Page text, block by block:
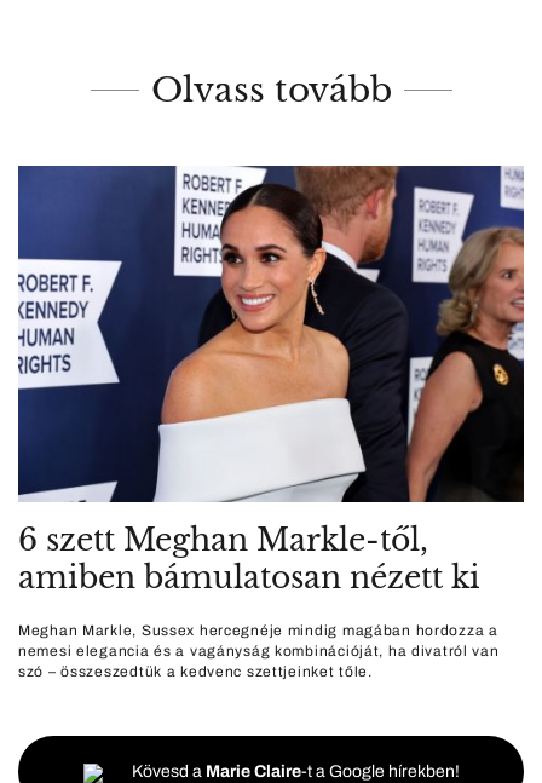
Olvass tovább
6 szett Meghan Markle-től,
amiben bámulatosan nézett ki
Meghan Markle, Sussex hercegnéje mindig magában hordozza a
nemesi elegancia és a vagányság kombinációját, ha divatról van
szó – összeszedtük a kedvenc szettjeinket tőle.
Kövesd a Marie Claire-t a Google hírekben!